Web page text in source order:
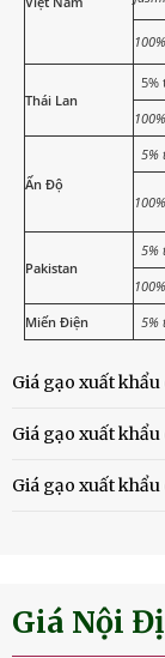
Thái Lan
5%
Ấn Độ
5%
Pakistan
5%
Miến Điện
5%
Giá gạo xuất
Giá gạo xuất
Giá gạo xuất
Giá Nội